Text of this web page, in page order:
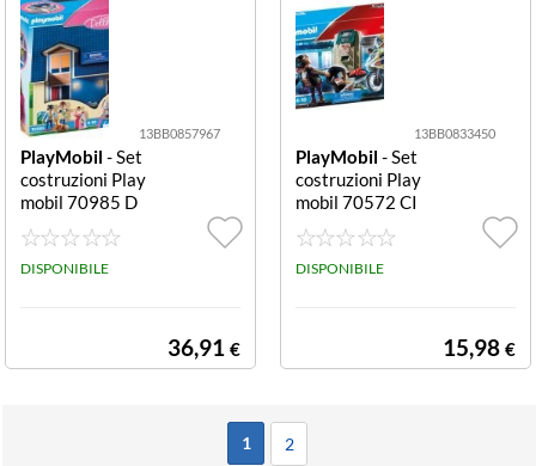
13BB0857967
PlayMobil - Set
costruzioni Play
mobil 70985 D
OLLHOUSE Cas
a Delle Bambole
Portatile Casa
DISPONIBILE
36,91 €
13BB0833450
PlayMobil - Set
costruzioni Play
mobil 70572 CI
TY ACTION Poli
ziotto in moto e
ladro Poliziotto i
DISPONIBILE
15,98 €
1 2